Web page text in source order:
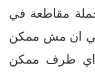
مقاطعة في
ان مش ممكن
ظرف ممكن